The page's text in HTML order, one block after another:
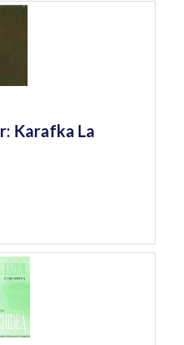
Karafka La